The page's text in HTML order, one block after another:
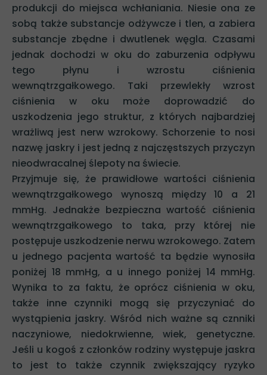
produkcji do miejsca wchłaniania. Niesie ona ze
sobą także substancje odżywcze i tlen, a zabiera
substancje zbędne i dwutlenek węgla. Czasami
jednak dochodzi w oku do zaburzenia odpływu
tego płynu i wzrostu ciśnienia
wewnątrzgałkowego. Taki przewlekły wzrost
ciśnienia w oku może doprowadzić do
uszkodzenia jego struktur, z których najbardziej
wrażliwą jest nerw wzrokowy. Schorzenie to nosi
nazwę jaskry i jest jedną z najczęstszych przyczyn
nieodwracalnej ślepoty na świecie.
Przyjmuje się, że prawidłowe wartości ciśnienia
wewnątrzgałkowego wynoszą między 10 a 21
mmHg. Jednakże bezpieczna wartość ciśnienia
wewnątrzgałkowego to taka, przy której nie
postępuje uszkodzenie nerwu wzrokowego. Zatem
u jednego pacjenta wartość ta będzie wynosiła
poniżej 18 mmHg, a u innego poniżej 14 mmHg.
Wynika to za faktu, że oprócz ciśnienia w oku,
także inne czynniki mogą się przyczyniać do
wystąpienia jaskry. Wśród nich ważne są cznniki
naczyniowe, niedokrwienne, wiek, genetyczne.
Jeśli u kogoś z członków rodziny występuje jaskra
to jest to także czynnik zwiększający ryzyko